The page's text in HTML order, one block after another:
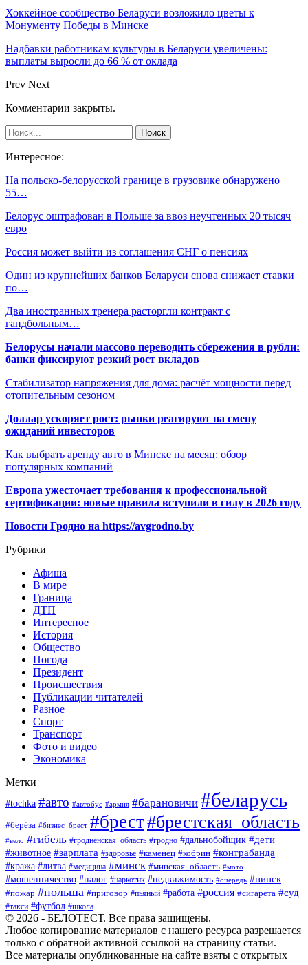
Хоккейное сообщество Беларуси возложило цветы к
Монументу Победы в Минске
Надбавки работникам культуры в Беларуси увеличены:
выплаты выросли до 66 % от оклада
Prev Next
Комментарии закрыты.
Интересное:
На польско-белорусской границе в грузовике обнаружено
55…
Белорус оштрафован в Польше за ввоз неучтенных 20 тысяч
евро
Россия может выйти из соглашения СНГ о пенсиях
Один из крупнейших банков Беларуси снова снижает ставки
по…
Два иностранных тренера расторгли контракт с
гандбольным…
Белорусы начали массово переводить сбережения в рубли:
банки фиксируют резкий рост вкладов
Стабилизатор напряжения для дома: расчёт мощности перед
отопительным сезоном
Доллар ускоряет рост: рынки реагируют на смену
ожиданий инвесторов
Как выбрать аренду авто в Минске на месяц: обзор
популярных компаний
Европа ужесточает требования к профессиональной
сертификации: новые правила вступили в силу в 2026 году
Новости Гродно на https://avgrodno.by
Рубрики
Афиша
В мире
Граница
ДТП
Интересное
История
Общество
Погода
Президент
Происшествия
Публикации читателей
Разное
Спорт
Транспорт
Фото и видео
Экономика
Метки
#tochka #авто #автобус #армия #барановичи #беларусь
#берёза #бизнес_брест #брест#брестская_область
#вело #гибель #гродненская_область #гродно #дальнобойщик #дети
#животное #зарплата #здоровье #каменец #кобрин #контрабанда
#кража #литва #медицина #минск #минская_область #мото
#мошенничество #налог #наркотик #недвижимость #очередь #пинск
#пожар #польша #приговор #пьяный #работа #россия #сигарета #суд
#такси #футбол #школа
© 2026 - БЕЛОТЕСТ. Все права защищены.
Любое копирование материалов с нашего ресурса разрешается
только с обратной активной ссылкой на страницу статьи.
Все материалы опубликованные на сайте взяты с открытых